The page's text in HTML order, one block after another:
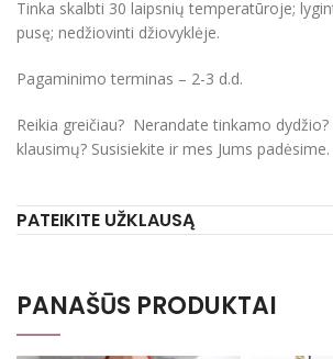
Tinka skalbti 30 laipsnių temperatūroje;
pusę; nedžiovinti džiovyklėje.
Pagaminimo terminas – 2-3 d.d.
Reikia greičiau? Nerandate tinkamo
klausimų? Susisiekite ir mes Jums padėsime.
PATEIKITE UŽKLAUSĄ
PANAŠŪS PRODUKTAI